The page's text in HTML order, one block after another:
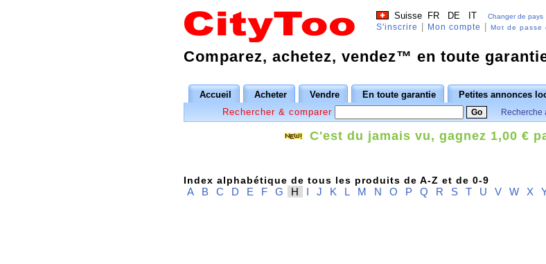
Suisse FR DE IT Changer de pays
S'inscrire Mon compte Mot de passe
Comparez, achetez, vendez™ en toute
Accueil Acheter Vendre En toute garantie Petites annonces
Rechercher & comparer
Recherche
C'est du jamais vu, gagnez 1,00 €
Index alphabétique de tous les produits de A-Z et de 0-9
A B C D E F G H I J K L M N O P Q R S T U V W X